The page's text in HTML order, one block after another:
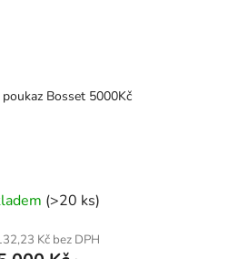
Bosset 5000Kč
(>20 ks)
Kč bez DPH